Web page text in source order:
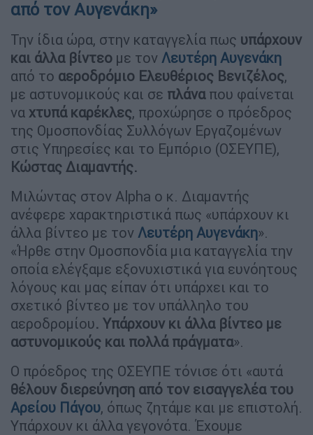
από τον Αυγενάκη»
Την ίδια ώρα, στην καταγγελία πως υπάρχουν
και άλλα βίντεο με τον Λευτέρη Αυγενάκη
από το αεροδρόμιο Ελευθέριος Βενιζέλος,
με αστυνομικούς και σε πλάναπου φαίνεται
να χτυπά καρέκλες, προχώρησε ο πρόεδρος
της Ομοσπονδίας Συλλόγων Εργαζομένων
στις Υπηρεσίες και το Εμπόριο (ΟΣΕΥΠΕ),
Κώστας Διαμαντής.
Μιλώντας στον Alpha o κ. Διαμαντής
ανέφερε χαρακτηριστικά πως «υπάρχουν κι
άλλα βίντεο με τον Λευτέρη Αυγενάκη».
«Ήρθε στην Ομοσπονδία μια καταγγελία την
οποία ελέγξαμε εξονυχιστικά για ευνόητους
λόγους και μας είπαν ότι υπάρχει και το
σχετικό βίντεο με τον υπάλληλο του
αεροδρομίου. Υπάρχουν κι άλλα βίντεο με
αστυνομικούς και πολλά πράγματα».
Ο πρόεδρος της ΟΣΕΥΠΕ τόνισε ότι «αυτά
θέλουν διερεύνηση από τον εισαγγελέα του
Αρείου Πάγου, όπως ζητάμε και με επιστολή.
Υπάρχουν κι άλλα γεγονότα. Έχουμε